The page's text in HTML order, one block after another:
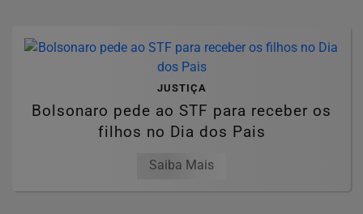
JUSTIÇA
Bolsonaro pede ao STF para receber os
filhos no Dia dos Pais
Saiba Mais